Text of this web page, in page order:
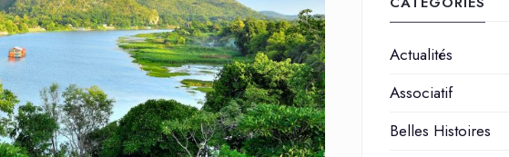
Actualités
Associatif
Belles Histoires